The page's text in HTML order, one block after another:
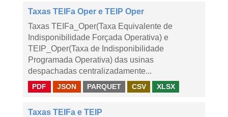
Taxas TEIFa Oper e TEIP Oper
Taxas TEIFa_Oper(Taxa Equivalente de
Indisponibilidade Forçada Operativa) e
TEIP_Oper(Taxa de Indisponibilidade
Programada Operativa) das usinas
despachadas centralizadamente...
PDF JSON PARQUET CSV XLSX
Taxas TEIFa e TEIP